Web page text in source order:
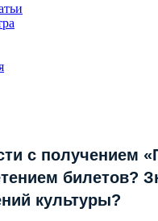
с получением
билетов?
культуры?